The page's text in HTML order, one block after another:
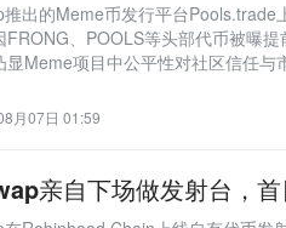
推出的Meme币发行平台
FRONG、POOLS等头部代币被曝
显Meme项目中公平性对社区信任与
月07日 01:59
亲自下场做发射台，